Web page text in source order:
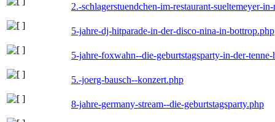
2.-schlagerstuendchen-im-restaurant-sueltemeyer-
5-jahre-dj-hitparade-in-der-disco-nina-in-bottrop.php
5-jahre-foxwahn--die-geburtstagsparty-in-der-tenne-
5.-joerg-bausch--konzert.php
8-jahre-germany-stream--die-geburtstagsparty.php